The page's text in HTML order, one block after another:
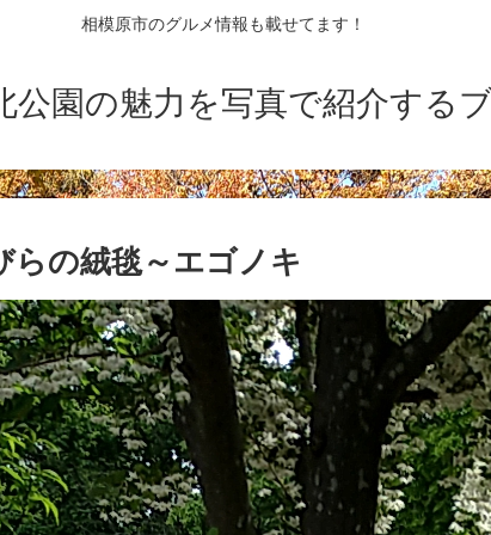
相模原市のグルメ情報も載せてます！
公園の魅力を写真で紹介する
らの絨毯～エゴノキ